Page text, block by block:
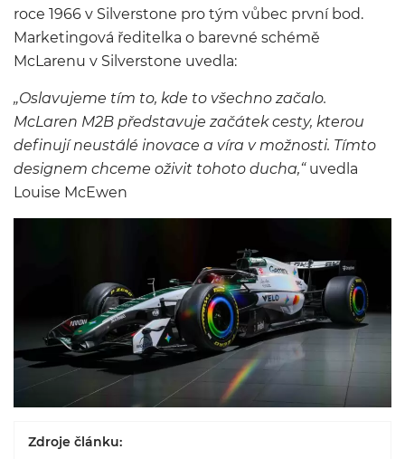
roce 1966 v Silverstone pro tým vůbec první bod.
Marketingová ředitelka o barevné schémě
McLarenu v Silverstone uvedla:
„Oslavujeme tím to, kde to všechno začalo.
McLaren M2B představuje začátek cesty, kterou
definují neustálé inovace a víra v možnosti. Tímto
designem chceme oživit tohoto ducha,“uvedla
Louise McEwen
Zdroje článku: